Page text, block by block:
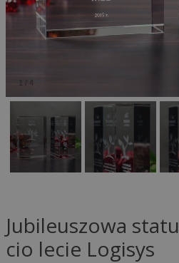
1 / 4
Jubileuszowa
cio lecie Logisys